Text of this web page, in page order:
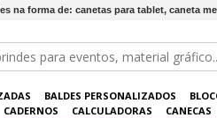
na forma de: canetas para tablet, caneta
BALDES PERSONALIZADOS
CADERNOS CALCULADORAS CANECAS